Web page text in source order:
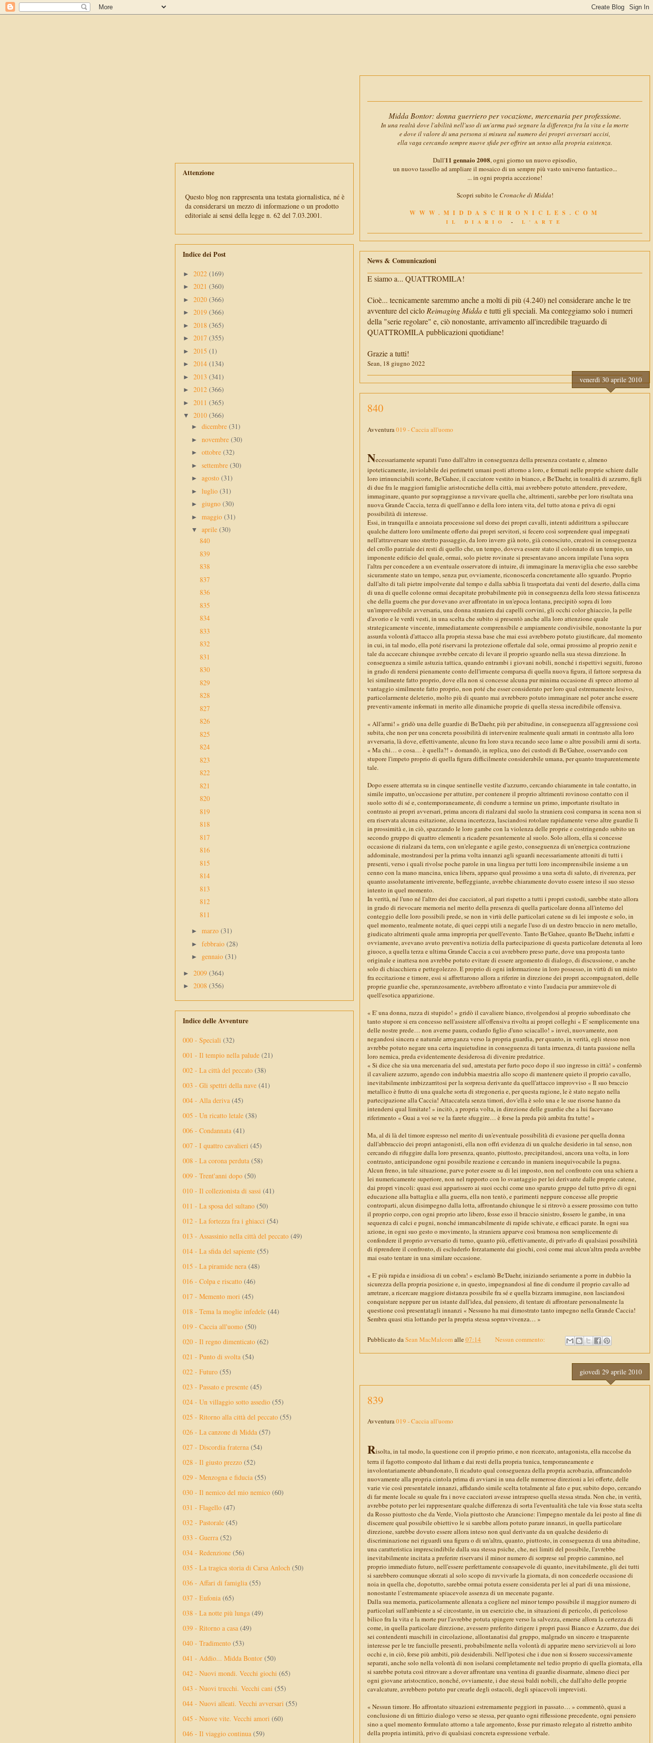
Midda Bontor: donna guerriero per vocazione, mercenaria per professione.
In una realtà dove l'abilità nell'uso di un'arma può segnare la differenza fra la vita e la morte
e dove il valore di una persona si misura sul numero dei propri avversari uccisi,
ella vaga cercando sempre nuove sfide per offrire un senso alla propria esistenza.
Dall'11 gennaio 2008, ogni giorno un nuovo episodio,
un nuovo tassello ad ampliare il mosaico di un sempre più vasto universo fantastico...
... in ogni propria accezione!
Scopri subito le Cronache di Midda!
WWW.MIDDASCHRONICLES.COM
IL DIARIO - L'ARTE
News & Comunicazioni
E siamo a... QUATTROMILA!
Cioè... tecnicamente saremmo anche a molti di più (4.240) nel considerare anche le tre
avventure del cicloReimaging Middae tutti gli speciali. Ma conteggiamo solo i numeri
della "serie regolare" e, ciò nonostante, arrivamento all'incredibile traguardo di
QUATTROMILA pubblicazioni quotidiane!
Grazie a tutti!
Sean, 18 giugno 2022
venerdì 30 aprile 2010
840
Avventura019 - Caccia all'uomo
Necessariamente separati l'uno dall'altro in conseguenza della presenza costante e, almeno
ipoteticamente, inviolabile dei perimetri umani posti attorno a loro, e formati nelle proprie schiere dalle
loro irrinunciabili scorte, Be'Gahee, il cacciatore vestito in bianco, e Be'Daehr, in tonalità di azzurro, figli
di due fra le maggiori famiglie aristocratiche della città, mai avrebbero potuto attendere, prevedere,
immaginare, quanto pur sopraggiunse a ravvivare quella che, altrimenti, sarebbe per loro risultata una
nuova Grande Caccia, terza di quell'anno e della loro intera vita, del tutto atona e priva di ogni
possibilità di interesse.
Essi, in tranquilla e annoiata processione sul dorso dei propri cavalli, intenti addirittura a spiluccare
qualche dattero loro umilmente offerto dai propri servitori, si fecero così sorprendere qual impegnati
nell'attraversare uno stretto passaggio, da loro invero già noto, già conosciuto, creatosi in conseguenza
del crollo parziale dei resti di quello che, un tempo, doveva essere stato il colonnato di un tempio, un
imponente edificio del quale, ormai, solo pietre rovinate si presentavano ancora impilate l'una sopra
l'altra per concedere a un eventuale osservatore di intuire, di immaginare la meraviglia che esso sarebbe
sicuramente stato un tempo, senza pur, ovviamente, riconoscerla concretamente allo sguardo. Proprio
dall'alto di tali pietre impolverate dal tempo e dalla sabbia lì trasportata dai venti del deserto, dalla cima
di una di quelle colonne ormai decapitate probabilmente più in conseguenza della loro stessa fatiscenza
che della guerra che pur dovevano aver affrontato in un'epoca lontana, precipitò sopra di loro
un'imprevedibile avversaria, una donna straniera dai capelli corvini, gli occhi color ghiaccio, la pelle
d'avorio e le verdi vesti, in una scelta che subito si presentò anche alla loro attenzione quale
strategicamente vincente, immediatamente comprensibile e ampiamente condivisibile, nonostante la pur
assurda volontà d'attacco alla propria stessa base che mai essi avrebbero potuto giustificare, dal momento
in cui, in tal modo, ella poté riservarsi la protezione offertale dal sole, ormai prossimo al proprio zenit e
tale da accecare chiunque avrebbe cercato di levare il proprio sguardo nella sua stessa direzione. In
conseguenza a simile astuzia tattica, quando entrambi i giovani nobili, nonché i rispettivi seguiti, furono
in grado di rendersi pienamente conto dell'irruente comparsa di quella nuova figura, il fattore sorpresa da
lei similmente fatto proprio, dove ella non si concesse alcuna pur minima occasione di spreco attorno al
vantaggio similmente fatto proprio, non poté che esser considerato per loro qual estremamente lesivo,
particolarmente deleterio, molto più di quanto mai avrebbero potuto immaginare nel poter anche essere
preventivamente informati in merito alle dinamiche proprie di quella stessa incredibile offensiva.
« All'armi! » gridò una delle guardie di Be'Daehr, più per abitudine, in conseguenza all'aggressione così
subita, che non per una concreta possibilità di intervenire realmente quali armati in contrasto alla loro
avversaria, là dove, effettivamente, alcuno fra loro stava recando seco lame o altre possibili armi di sorta.
« Ma chi… o cosa… è quella?! » domandò, in replica, uno dei custodi di Be'Gahee, osservando con
stupore l'impeto proprio di quella figura difficilmente considerabile umana, per quanto trasparentemente
tale.
Dopo essere atterrata su in cinque sentinelle vestite d'azzurro, cercando chiaramente in tale contatto, in
simile impatto, un'occasione per attutire, per contenere il proprio altrimenti rovinoso contatto con il
suolo sotto di sé e, contemporaneamente, di condurre a termine un primo, importante risultato in
contrasto ai propri avversari, prima ancora di rialzarsi dal suolo la straniera così comparsa in scena non si
era riservata alcuna esitazione, alcuna incertezza, lasciandosi rotolare rapidamente verso altre guardie lì
in prossimità e, in ciò, spazzando le loro gambe con la violenza delle proprie e costringendo subito un
secondo gruppo di quattro elementi a ricadere pesantemente al suolo. Solo allora, ella si concesse
occasione di rialzarsi da terra, con un'elegante e agile gesto, conseguenza di un'energica contrazione
addominale, mostrandosi per la prima volta innanzi agli sguardi necessariamente attoniti di tutti i
presenti, verso i quali rivolse poche parole in una lingua per tutti loro incomprensibile insieme a un
cenno con la mano mancina, unica libera, apparso qual prossimo a una sorta di saluto, di riverenza, per
quanto assolutamente irriverente, beffeggiante, avrebbe chiaramente dovuto essere inteso il suo stesso
intento in quel momento.
In verità, né l'uno né l'altro dei due cacciatori, al pari rispetto a tutti i propri custodi, sarebbe stato allora
in grado di rievocare memoria nel merito della presenza di quella particolare donna all'interno del
conteggio delle loro possibili prede, se non in virtù delle particolari catene su di lei imposte e solo, in
quel momento, realmente notate, di quei ceppi utili a negarle l'uso di un destro braccio in nero metallo,
giudicato altrimenti quale arma impropria per quell'evento. Tanto Be'Gahee, quanto Be'Daehr, infatti e
ovviamente, avevano avuto preventiva notizia della partecipazione di questa particolare detenuta al loro
giuoco, a quella terza e ultima Grande Caccia a cui avrebbero preso parte, dove una proposta tanto
originale e inattesa non avrebbe potuto evitare di essere argomento di dialogo, di discussione, o anche
solo di chiacchiera e pettegolezzo. E proprio di ogni informazione in loro possesso, in virtù di un misto
fra eccitazione e timore, essi si affrettarono allora a riferire in direzione dei propri accompagnatori, delle
proprie guardie che, speranzosamente, avrebbero affrontato e vinto l'audacia pur ammirevole di
quell'esotica apparizione.
« E' una donna, razza di stupido! » gridò il cavaliere bianco, rivolgendosi al proprio subordinato che
tanto stupore si era concesso nell'assistere all'offensiva rivolta ai propri colleghi « E' semplicemente una
delle nostre prede… non averne paura, codardo figlio d'uno sciacallo! » inveì, nuovamente, non
negandosi sincera e naturale arroganza verso la propria guardia, per quanto, in verità, egli stesso non
avrebbe potuto negare una certa inquietudine in conseguenza di tanta irruenza, di tanta passione nella
loro nemica, preda evidentemente desiderosa di divenire predatrice.
« Si dice che sia una mercenaria del sud, arrestata per furto poco dopo il suo ingresso in città! » confermò
il cavaliere azzurro, agendo con indubbia maestria allo scopo di mantenere quieto il proprio cavallo,
inevitabilmente imbizzarritosi per la sorpresa derivante da quell'attacco improvviso « Il suo braccio
metallico è frutto di una qualche sorta di stregoneria e, per questa ragione, le è stato negato nella
partecipazione alla Caccia! Attaccatela senza timori, dov'ella è solo una e le sue risorse hanno da
intendersi qual limitate! » incitò, a propria volta, in direzione delle guardie che a lui facevano
riferimento « Guai a voi se ve la farete sfuggire… è forse la preda più ambita fra tutte! »
Ma, al di là del timore espresso nel merito di un'eventuale possibilità di evasione per quella donna
dall'abbraccio dei propri antagonisti, ella non offrì evidenza di un qualche desiderio in tal senso, non
cercando di rifuggire dalla loro presenza, quanto, piuttosto, precipitandosi, ancora una volta, in loro
contrasto, anticipandone ogni possibile reazione e cercando in maniera inequivocabile la pugna.
Alcun freno, in tale situazione, parve poter essere su di lei imposto, non nel confronto con una schiera a
lei numericamente superiore, non nel rapporto con lo svantaggio per lei derivante dalle proprie catene,
dai propri vincoli: quasi essi apparissero ai suoi occhi come uno sparuto gruppo del tutto privo di ogni
educazione alla battaglia e alla guerra, ella non tentò, e parimenti neppure concesse alle proprie
controparti, alcun disimpegno dalla lotta, affrontando chiunque le si ritrovò a essere prossimo con tutto
il proprio corpo, con ogni proprio arto libero, fosse esso il braccio sinistro, fossero le gambe, in una
sequenza di calci e pugni, nonché immancabilmente di rapide schivate, e efficaci parate. In ogni sua
azione, in ogni suo gesto o movimento, la straniera apparve così bramosa non semplicemente di
confondere il proprio avversario di turno, quanto più, effettivamente, di privarlo di qualsiasi possibilità
di riprendere il confronto, di escluderlo forzatamente dai giochi, così come mai alcun'altra preda avrebbe
mai osato tentare in una similare occasione.
« E' più rapida e insidiosa di un cobra! » esclamò Be'Daehr, iniziando seriamente a porre in dubbio la
sicurezza della propria posizione e, in questo, impegnandosi al fine di condurre il proprio cavallo ad
arretrare, a ricercare maggiore distanza possibile fra sé e quella bizzarra immagine, non lasciandosi
conquistare neppure per un istante dall'idea, dal pensiero, di tentare di affrontare personalmente la
questione così presentatagli innanzi « Nessuno ha mai dimostrato tanto impegno nella Grande Caccia!
Sembra quasi stia lottando per la propria stessa sopravvivenza… »
Pubblicato daSean MacMalcomalle 07:14 Nessun commento:
giovedì 29 aprile 2010
839
Avventura019 - Caccia all'uomo
Risolta, in tal modo, la questione con il proprio primo, e non ricercato, antagonista, ella raccolse da
terra il fagotto composto dal litham e dai resti della propria tunica, temporaneamente e
involontariamente abbandonato, lì ricaduto qual conseguenza della propria acrobazia, affrancandolo
nuovamente alla propria cintola prima di avviarsi in una delle numerose direzioni a lei offerte, delle
varie vie così presentatele innanzi, affidando simile scelta totalmente al fato e pur, subito dopo, cercando
di far mente locale su quale fra i nove cacciatori avesse intrapreso quella stessa strada. Non che, in verità,
avrebbe potuto per lei rappresentare qualche differenza di sorta l'eventualità che tale via fosse stata scelta
da Rosso piuttosto che da Verde, Viola piuttosto che Arancione: l'impegno mentale da lei posto al fine di
discernere qual possibile obiettivo le si sarebbe allora potuto parare innanzi, in quella particolare
direzione, sarebbe dovuto essere allora inteso non qual derivante da un qualche desiderio di
discriminazione nei riguardi una figura o di un'altra, quanto, piuttosto, in conseguenza di una abitudine,
una caratteristica imprescindibile dalla sua stessa psiche, che, nei limiti del possibile, l'avrebbe
inevitabilmente incitata a preferire riservarsi il minor numero di sorprese sul proprio cammino, nel
proprio immediato futuro, nell'essere perfettamente consapevole di quanto, inevitabilmente, gli dei tutti
si sarebbero comunque sforzati al solo scopo di ravvivarle la giornata, di non concederle occasione di
noia in quella che, dopotutto, sarebbe ormai potuta essere considerata per lei al pari di una missione,
nonostante l’estremamente spiacevole assenza di un mecenate pagante.
Dalla sua memoria, particolarmente allenata a cogliere nel minor tempo possibile il maggior numero di
particolari sull'ambiente a sé circostante, in un esercizio che, in situazioni di pericolo, di pericoloso
bilico fra la vita e la morte pur l'avrebbe potuta spingere verso la salvezza, emerse allora la certezza di
come, in quella particolare direzione, avessero preferito dirigere i propri passi Bianco e Azzurro, due dei
sei contendenti maschili in circolazione, allontanatisi dal gruppo, malgrado un sincero e trasparente
interesse per le tre fanciulle presenti, probabilmente nella volontà di apparire meno servizievoli ai loro
occhi e, in ciò, forse più ambiti, più desiderabili. Nell'ipotesi che i due non si fossero successivamente
separati, anche solo nella volontà di non isolarsi completamente nel tedio proprio di quella giornata, ella
si sarebbe potuta così ritrovare a dover affrontare una ventina di guardie disarmate, almeno dieci per
ogni giovane aristocratico, nonché, ovviamente, i due stessi baldi nobili, che dall'alto delle proprie
cavalcature, avrebbero potuto pur crearle degli ostacoli, degli spiacevoli imprevisti.
« Nessun timore. Ho affrontato situazioni estremamente peggiori in passato… » commentò, quasi a
conclusione di un fittizio dialogo verso se stessa, per quanto ogni riflessione precedente, ogni pensiero
sino a quel momento formulato attorno a tale argomento, fosse pur rimasto relegato al ristretto ambito
della propria intimità, privo di qualsiasi concreta espressione verbale.
Attenzione
Questo blog non rappresenta una testata giornalistica, né è
da considerarsi un mezzo di informazione o un prodotto
editoriale ai sensi della legge n. 62 del 7.03.2001.
Indice dei Post
► 2022 (169)
► 2021 (360)
► 2020 (366)
► 2019 (366)
► 2018 (365)
► 2017 (355)
► 2015 (1)
► 2014 (134)
► 2013 (341)
► 2012 (366)
► 2011 (365)
▼ 2010 (366)
► dicembre (31)
► novembre (30)
► ottobre (32)
► settembre (30)
► agosto (31)
► luglio (31)
► giugno (30)
► maggio (31)
▼ aprile (30)
840
839
838
837
836
835
834
833
832
831
830
829
828
827
826
825
824
823
822
821
820
819
818
817
816
815
814
813
812
811
► marzo (31)
► febbraio (28)
► gennaio (31)
► 2009 (364)
► 2008 (356)
Indice delle Avventure
000 - Speciali (32)
001 - Il tempio nella palude (21)
002 - La città del peccato (38)
003 - Gli spettri della nave (41)
004 - Alla deriva (45)
005 - Un ricatto letale (38)
006 - Condannata (41)
007 - I quattro cavalieri (45)
008 - La corona perduta (58)
009 - Trent'anni dopo (50)
010 - Il collezionista di sassi (41)
011 - La sposa del sultano (50)
012 - La fortezza fra i ghiacci (54)
013 - Assassinio nella città del peccato (49)
014 - La sfida del sapiente (55)
015 - La piramide nera (48)
016 - Colpa e riscatto (46)
017 - Memento mori (45)
018 - Tema la moglie infedele (44)
019 - Caccia all'uomo (50)
020 - Il regno dimenticato (62)
021 - Punto di svolta (54)
022 - Futuro (55)
023 - Passato e presente (45)
024 - Un villaggio sotto assedio (55)
025 - Ritorno alla città del peccato (55)
026 - La canzone di Midda (57)
027 - Discordia fraterna (54)
028 - Il giusto prezzo (52)
029 - Menzogna e fiducia (55)
030 - Il nemico del mio nemico (60)
031 - Flagello (47)
032 - Pastorale (45)
033 - Guerra (52)
034 - Redenzione (56)
035 - La tragica storia di Carsa Anloch (50)
036 - Affari di famiglia (55)
037 - Eufonia (65)
038 - La notte più lunga (49)
039 - Ritorno a casa (49)
040 - Tradimento (53)
041 - Addio... Midda Bontor (50)
042 - Nuovi mondi. Vecchi giochi (65)
043 - Nuovi trucchi. Vecchi cani (55)
044 - Nuovi alleati. Vecchi avversari (55)
045 - Nuove vite. Vecchi amori (60)
046 - Il viaggio continua (59)